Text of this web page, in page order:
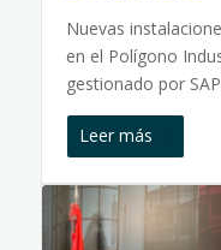
Nuevas
en el Polígono
gestionado por
Leer más